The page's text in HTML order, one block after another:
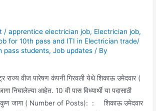
/apprentice electrician job, Electrician job,
for 10th pass and ITI in Electrician trade/
pass students,Job updates / By
राज्य वीज पारेषण कंपनी गिरवली येथे शिकाऊ उमेदवार (
निघालेल्या आहेत. 10 वी पास विध्यार्थी या पदासाठी
जागा ( Number of Posts): : शिकाऊ उमेदवार